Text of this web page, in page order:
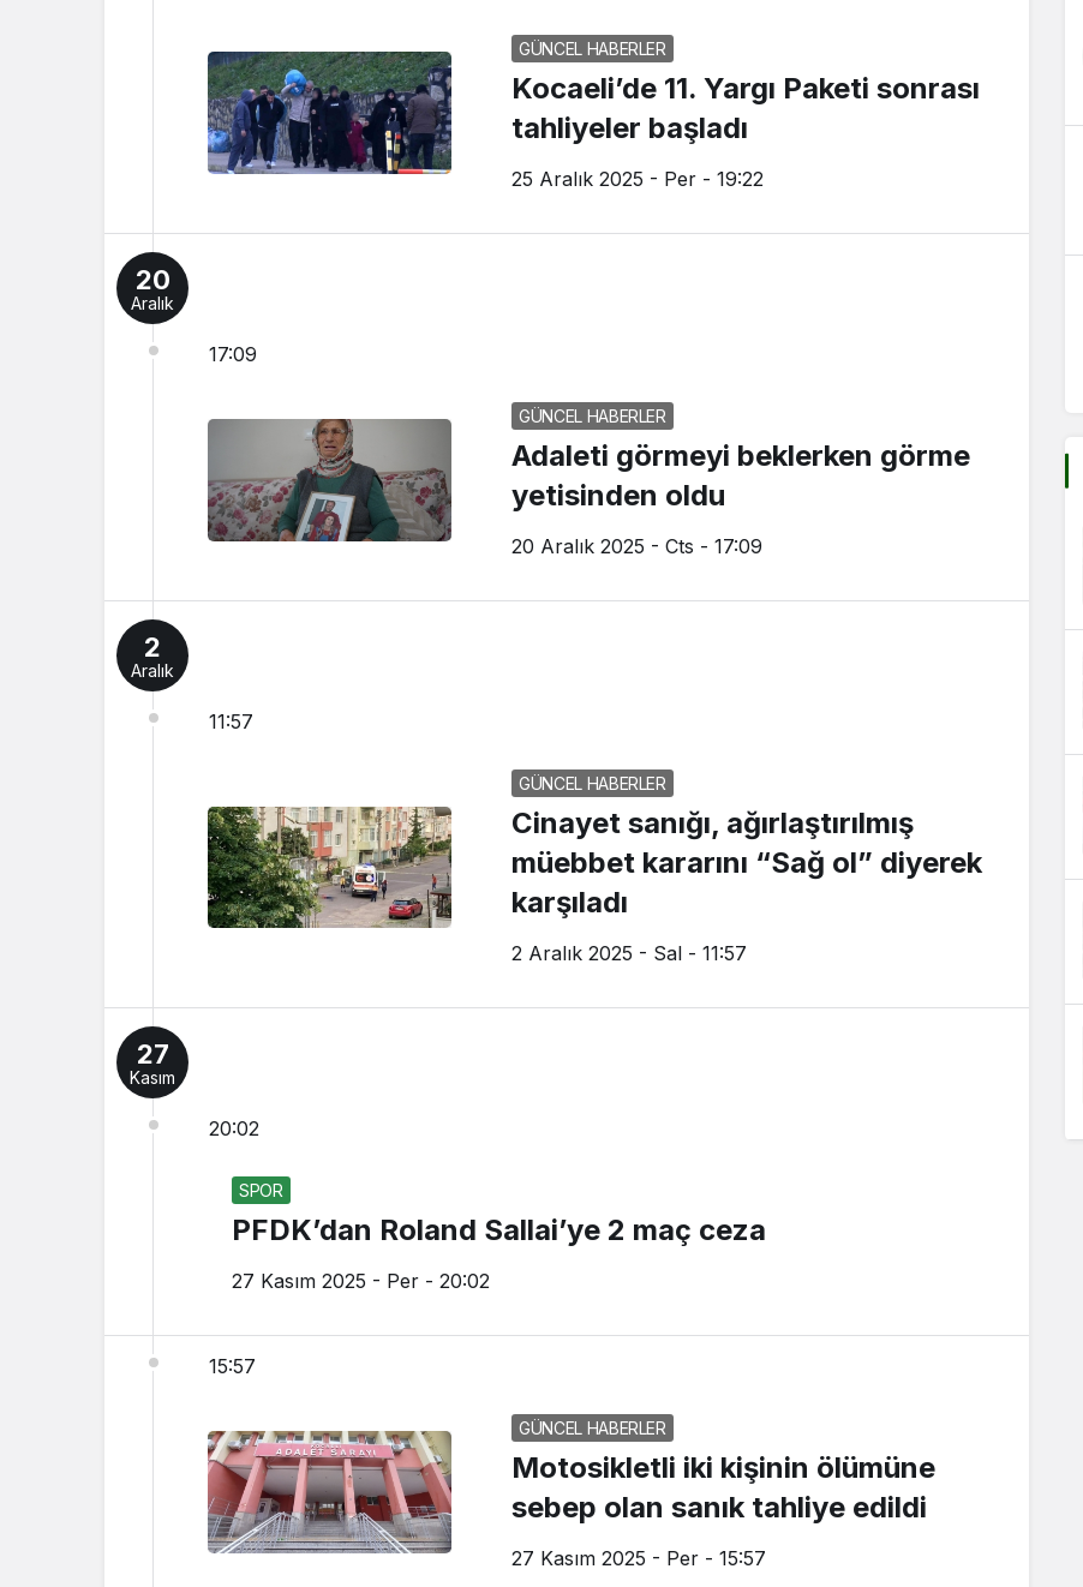
GÜNCEL HABERLER
Kocaeli’de 11. Yargı Paketi sonrası
tahliyeler başladı
25 Aralık 2025 - Per - 19:22
20
Aralık
17:09
GÜNCEL HABERLER
Adaleti görmeyi beklerken görme
yetisinden oldu
20 Aralık 2025 - Cts - 17:09
2
Aralık
11:57
GÜNCEL HABERLER
Cinayet sanığı, ağırlaştırılmış
müebbet kararını “Sağ ol” diyerek
karşıladı
2 Aralık 2025 - Sal - 11:57
27
Kasım
20:02
SPOR
PFDK’dan Roland Sallai’ye 2 maç ceza
27 Kasım 2025 - Per - 20:02
15:57
GÜNCEL HABERLER
Motosikletli iki kişinin ölümüne
sebep olan sanık tahliye edildi
27 Kasım 2025 - Per - 15:57